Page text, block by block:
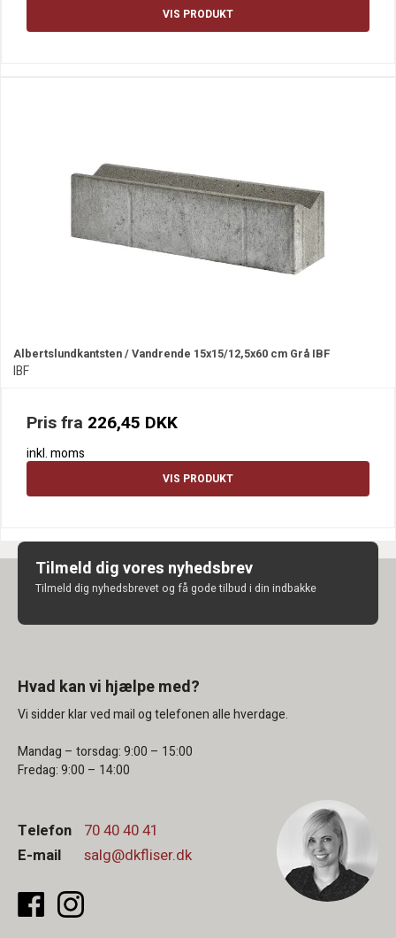
VIS PRODUKT
Albertslundkantsten / Vandrende 15x15/12,5x60 cm Grå IBF
IBF
Pris fra 226,45 DKK
inkl. moms
VIS PRODUKT
Tilmeld dig vores nyhedsbrev
Tilmeld dig nyhedsbrevet og få gode tilbud i din indbakke
Hvad kan vi hjælpe med?
Vi sidder klar ved mail og telefonen alle hverdage.
Mandag – torsdag: 9:00 – 15:00
Fredag: 9:00 – 14:00
Telefon 70 40 40 41
E-mail
salg@dkfliser.dk